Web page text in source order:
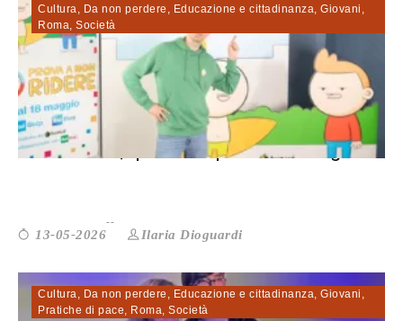
Cultura, Da non perdere , Educazione e cittadinanza, Giovani ,
Roma, Società
Pera Toons, quanto si può dire ai rag...
13-05-2026 Ilaria Dioguardi
Cultura, Da non perdere , Educazione e cittadinanza, Giovani ,
Pratiche di pace, Roma, Società